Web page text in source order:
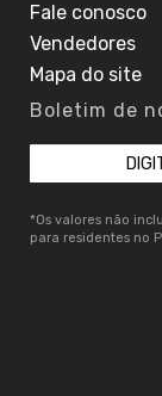
Fale conosco
Vendedores
Mapa do site
Boletim de
*Os valores não
para residentes no